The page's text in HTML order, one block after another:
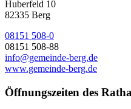
Huberfeld 10
82335 Berg
08151 508-0
08151 508-88
info@gemeinde-berg.de
www.gemeinde-berg.de
Öffnungszeiten des